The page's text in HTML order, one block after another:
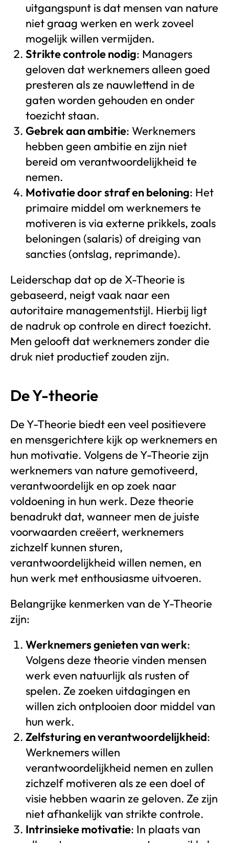
uitgangspunt is dat mensen van nature
niet graag werken en werk zoveel
mogelijk willen vermijden.
Strikte controle nodig: Managers
geloven dat werknemers alleen goed
presteren als ze nauwlettend in de
gaten worden gehouden en onder
toezicht staan.
Gebrek aan ambitie: Werknemers
hebben geen ambitie en zijn niet
bereid om verantwoordelijkheid te
nemen.
Motivatie door straf en beloning: Het
primaire middel om werknemers te
motiveren is via externe prikkels, zoals
beloningen (salaris) of dreiging van
sancties (ontslag, reprimande).
Leiderschap dat op de X-Theorie is
gebaseerd, neigt vaak naar een
autoritaire managementstijl. Hierbij ligt
de nadruk op controle en direct toezicht.
Men gelooft dat werknemers zonder die
druk niet productief zouden zijn.
De Y-theorie
De Y-Theorie biedt een veel positievere
en mensgerichtere kijk op werknemers en
hun motivatie. Volgens de Y-Theorie zijn
werknemers van nature gemotiveerd,
verantwoordelijk en op zoek naar
voldoening in hun werk. Deze theorie
benadrukt dat, wanneer men de juiste
voorwaarden creëert, werknemers
zichzelf kunnen sturen,
verantwoordelijkheid willen nemen, en
hun werk met enthousiasme uitvoeren.
Belangrijke kenmerken van de Y-Theorie
zijn:
Werknemers genieten van werk:
Volgens deze theorie vinden mensen
werk even natuurlijk als rusten of
spelen. Ze zoeken uitdagingen en
willen zich ontplooien door middel van
hun werk.
Zelfsturing en verantwoordelijkheid:
Werknemers willen
verantwoordelijkheid nemen en zullen
zichzelf motiveren als ze een doel of
visie hebben waarin ze geloven. Ze zijn
niet afhankelijk van strikte controle.
Intrinsieke motivatie: In plaats van